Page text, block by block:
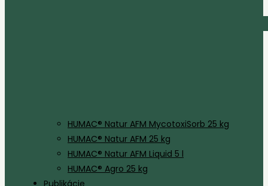
HUMAC® Natur AFM MycotoxiSorb 25 kg
HUMAC® Natur AFM 25 kg
HUMAC® Natur AFM Liquid 5 l
HUMAC® Agro 25 kg
Publikácie